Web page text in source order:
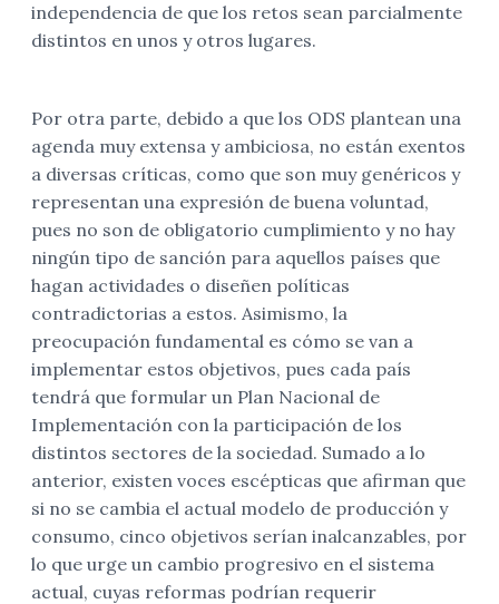
independencia de que los retos sean parcialmente
distintos en unos y otros lugares.
Por otra parte, debido a que los ODS plantean una
agenda muy extensa y ambiciosa, no están exentos
a diversas críticas, como que son muy genéricos y
representan una expresión de buena voluntad,
pues no son de obligatorio cumplimiento y no hay
ningún tipo de sanción para aquellos países que
hagan actividades o diseñen políticas
contradictorias a estos. Asimismo, la
preocupación fundamental es cómo se van a
implementar estos objetivos, pues cada país
tendrá que formular un Plan Nacional de
Implementación con la participación de los
distintos sectores de la sociedad. Sumado a lo
anterior, existen voces escépticas que afirman que
si no se cambia el actual modelo de producción y
consumo, cinco objetivos serían inalcanzables, por
lo que urge un cambio progresivo en el sistema
actual, cuyas reformas podrían requerir